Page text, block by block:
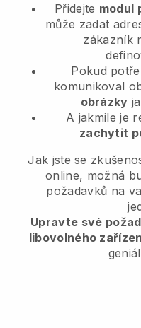
Přidejte modul
může zadat
zákazník
Pokud
komunikoval
obrázky
A jakmile je
zachytit
Jak jste se
online, možná
požadavků na
Upravte své
libovolného